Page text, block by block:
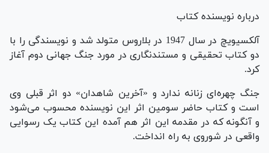
درباره نویسنده کتاب
آلکسیویچ در سال 1947 در بلاروس متولد شد و نویسندگی را با
دو کتاب تحقیقی و مستندنگاری در مورد جنگ جهانی دوم آغاز
کرد.
جنگ چهره‌ای زنانه ندارد و «آخرین شاهدان» دو اثر قبلی وی
است و کتاب حاضر سومین اثر این نویسنده محسوب می‌شود
و آنگونه که در مقدمه این اثر هم آمده این کتاب یک رسوایی
واقعی در شوروی به راه انداخت.